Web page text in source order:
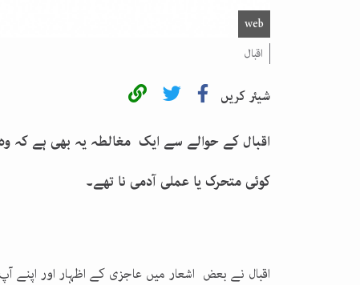
web
اقبال
شیئر کریں
اقبال کے حوالے سے ایک مغالطہ یہ بھی ہے کہ
کوئی متحرک یا عملی آدمی نا تھے۔
اقبال نے بعض اشعار میں عاجزی کے اظہار اور اپنے